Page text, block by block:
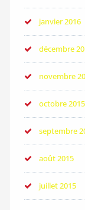
janvier 2016
décembre
novembre
octobre 2015
septembre
août 2015
juillet 2015